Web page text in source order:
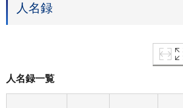
人名録
人名録一覧